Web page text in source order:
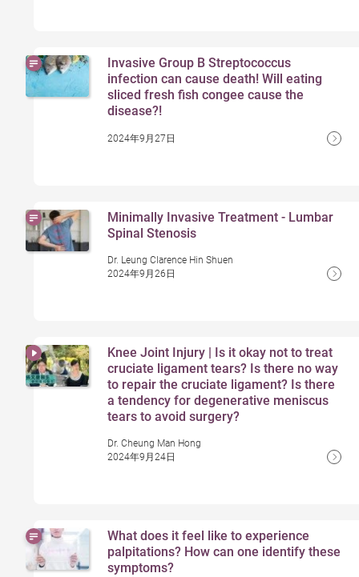
Invasive Group B Streptococcus
infection can cause death! Will eating
sliced fresh fish congee cause the
disease?!
2024年9月27日
Minimally Invasive Treatment - Lumbar
Spinal Stenosis
Dr. Leung Clarence Hin Shuen
2024年9月26日
Knee Joint Injury | Is it okay not to treat
cruciate ligament tears? Is there no way
to repair the cruciate ligament? Is there
a tendency for degenerative meniscus
tears to avoid surgery?
Dr. Cheung Man Hong
2024年9月24日
What does it feel like to experience
palpitations? How can one identify these
symptoms?